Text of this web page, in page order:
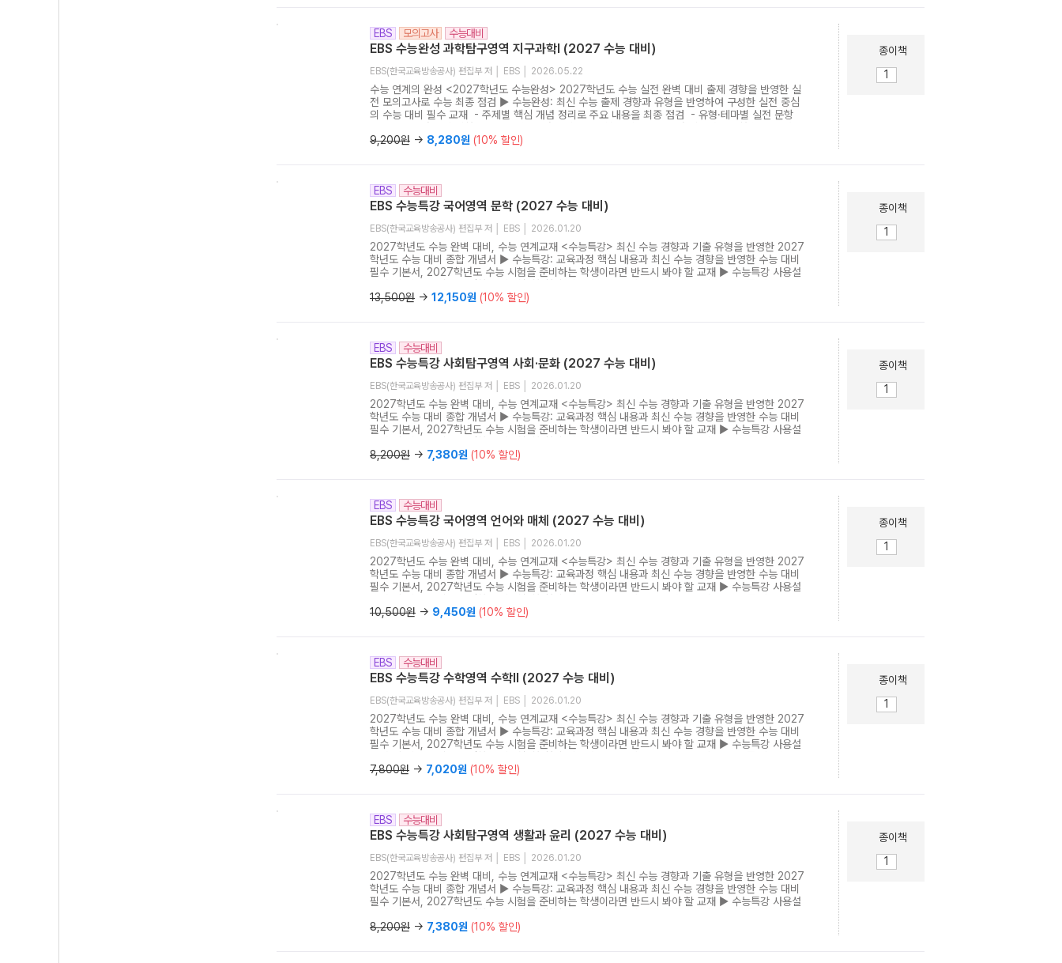
EBS 모의고사 수능대비
EBS 수능완성 과학탐구영역 지구과학I (2027 수능 대비)
EBS(한국교육방송공사) 편집부 저 │ EBS │ 2026.05.22
수능 연계의 완성 <2027학년도 수능완성> 2027학년도 수능 실전 완벽 대비 출제 경향을 반영한 실
전 모의고사로 수능 최종 점검 ▶ 수능완성: 최신 수능 출제 경향과 유형을 반영하여 구성한 실전 중심
의 수능 대비 필수 교재 - 주제별 핵심 개념 정리로 주요 내용을 최종 점검 - 유형·테마별 실전 문항
사용설명서: 문항에 담긴 출제 의도를 EBS가 직접 분석한 가장 정확한 해설서 - 시간이 부족한 수험
9,200원 → 8,280원 (10% 할인)
종이책
EBS 수능대비
EBS 수능특강 국어영역 문학 (2027 수능 대비)
EBS(한국교육방송공사) 편집부 저 │ EBS │ 2026.01.20
2027학년도 수능 완벽 대비, 수능 연계교재 <수능특강> 최신 수능 경향과 기출 유형을 반영한 2027
학년도 수능 대비 종합 개념서 ▶ 수능특강: 교육과정 핵심 내용과 최신 수능 경향을 반영한 수능 대비
필수 기본서, 2027학년도 수능 시험을 준비하는 학생이라면 반드시 봐야 할 교재 ▶ 수능특강 사용설
능특강 문학 연계 기출: 수능특강 문학과의 완벽한 시너지, 수능특강 지문과 유사도가 높은 기출문제로
판왕
13,500원 → 12,150원 (10% 할인)
종이책
EBS 수능대비
EBS 수능특강 사회탐구영역 사회·문화 (2027 수능 대비)
EBS(한국교육방송공사) 편집부 저 │ EBS │ 2026.01.20
2027학년도 수능 완벽 대비, 수능 연계교재 <수능특강> 최신 수능 경향과 기출 유형을 반영한 2027
학년도 수능 대비 종합 개념서 ▶ 수능특강: 교육과정 핵심 내용과 최신 수능 경향을 반영한 수능 대비
필수 기본서, 2027학년도 수능 시험을 준비하는 학생이라면 반드시 봐야 할 교재 ▶ 수능특강 사용설
능특강 문학 연계 기출: 수능특강 문학과의 완벽한 시너지, 수능특강 지문과 유사도가 높은 기출문제로
판왕
8,200원 → 7,380원 (10% 할인)
종이책
EBS 수능대비
EBS 수능특강 국어영역 언어와 매체 (2027 수능 대비)
EBS(한국교육방송공사) 편집부 저 │ EBS │ 2026.01.20
2027학년도 수능 완벽 대비, 수능 연계교재 <수능특강> 최신 수능 경향과 기출 유형을 반영한 2027
학년도 수능 대비 종합 개념서 ▶ 수능특강: 교육과정 핵심 내용과 최신 수능 경향을 반영한 수능 대비
필수 기본서, 2027학년도 수능 시험을 준비하는 학생이라면 반드시 봐야 할 교재 ▶ 수능특강 사용설
능특강 문학 연계 기출: 수능특강 문학과의 완벽한 시너지, 수능특강 지문과 유사도가 높은 기출문제로
판왕
10,500원 → 9,450원 (10% 할인)
종이책
EBS 수능대비
EBS 수능특강 수학영역 수학II (2027 수능 대비)
EBS(한국교육방송공사) 편집부 저 │ EBS │ 2026.01.20
2027학년도 수능 완벽 대비, 수능 연계교재 <수능특강> 최신 수능 경향과 기출 유형을 반영한 2027
학년도 수능 대비 종합 개념서 ▶ 수능특강: 교육과정 핵심 내용과 최신 수능 경향을 반영한 수능 대비
필수 기본서, 2027학년도 수능 시험을 준비하는 학생이라면 반드시 봐야 할 교재 ▶ 수능특강 사용설
능특강 문학 연계 기출: 수능특강 문학과의 완벽한 시너지, 수능특강 지문과 유사도가 높은 기출문제로
판왕
7,800원 → 7,020원 (10% 할인)
종이책
EBS 수능대비
EBS 수능특강 사회탐구영역 생활과 윤리 (2027 수능 대비)
EBS(한국교육방송공사) 편집부 저 │ EBS │ 2026.01.20
2027학년도 수능 완벽 대비, 수능 연계교재 <수능특강> 최신 수능 경향과 기출 유형을 반영한 2027
학년도 수능 대비 종합 개념서 ▶ 수능특강: 교육과정 핵심 내용과 최신 수능 경향을 반영한 수능 대비
필수 기본서, 2027학년도 수능 시험을 준비하는 학생이라면 반드시 봐야 할 교재 ▶ 수능특강 사용설
능특강 문학 연계 기출: 수능특강 문학과의 완벽한 시너지, 수능특강 지문과 유사도가 높은 기출문제로
8,200원 → 7,380원 (10% 할인)
종이책